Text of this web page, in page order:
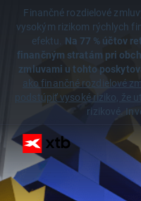
Finančné rozdielové
vysokým rizikom rýchlych
efektu. Na 77 % účtov
finančným stratám pri
zmluvami u tohto
ako finančné rozdielové
podstúpiť vysoké riziko, že
rizikové.